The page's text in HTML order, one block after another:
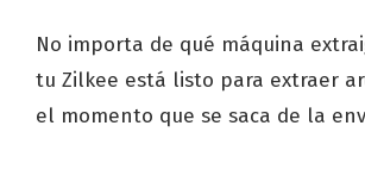
No importa de qué máquina
tu Zilkee está listo para extraer
el momento que se saca de la